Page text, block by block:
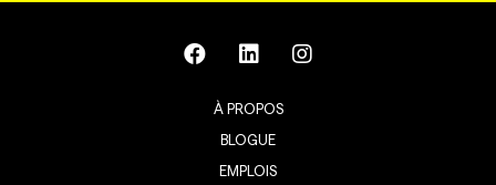
À PROPOS
BLOGUE
EMPLOIS